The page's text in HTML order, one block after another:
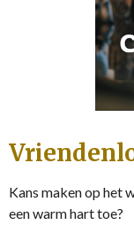
Kans maken op het
een warm hart toe?